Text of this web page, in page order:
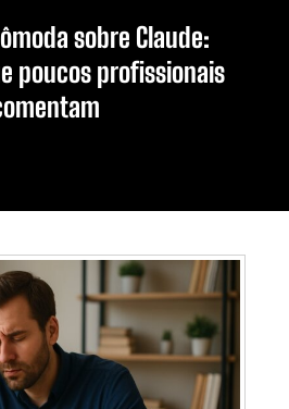
sobre Claude:
poucos profissionais